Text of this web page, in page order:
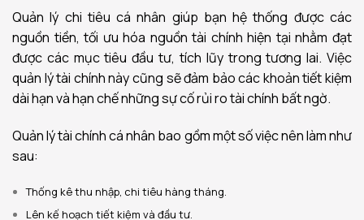
Quản lý chi tiêu cá nhân giúp bạn hệ thống được các
nguồn tiền, tối ưu hóa nguồn tài chính hiện tại nhằm đạt
được các mục tiêu đầu tư, tích lũy trong tương lai. Việc
quản lý tài chính này cũng sẽ đảm bảo các khoản tiết kiệm
dài hạn và hạn chế những sự cố rủi ro tài chính bất ngờ.
Quản lý tài chính cá nhân bao gồm một số việc nên làm như
sau:
Thống kê thu nhập, chi tiêu hàng tháng.
Lên kế hoạch tiết kiệm và đầu tư.